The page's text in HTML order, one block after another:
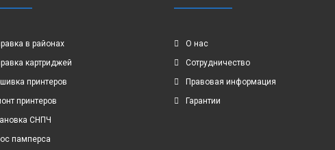
в районах
картриджей
принтеров
принтеров
СНПЧ
памперса
О нас
Сотрудничество
Правовая информация
Гарантии